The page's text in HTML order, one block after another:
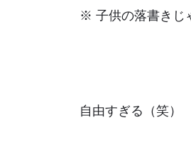
※ 子供の落書きじ
自由すぎる（笑）